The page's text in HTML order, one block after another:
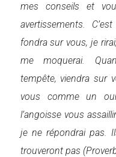
mes conseils et
avertissements.
fondra sur vous, je
me moquerai.
tempête, viendra sur
vous comme un
l’angoisse vous
je ne répondrai pas.
trouveront pas